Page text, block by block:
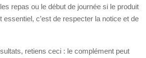
repas ou le début de journée si le produit
essentiel, c’est de respecter la notice et de
retiens ceci : le complément peut